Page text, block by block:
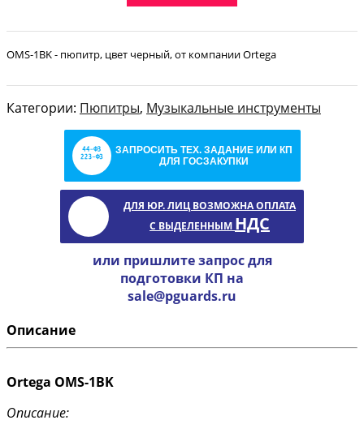
OMS-1BK - пюпитр, цвет черный, от компании Ortega
Категории: Пюпитры, Музыкальные инструменты
ЗАПРОСИТЬ ТЕХ. ЗАДАНИЕ ИЛИ КП
ДЛЯ ГОСЗАКУПКИ
ДЛЯ ЮР. ЛИЦ ВОЗМОЖНА ОПЛАТА
С ВЫДЕЛЕННЫМ НДС
или пришлите запрос для
подготовки КП на
sale@pguards.ru
Описание
Ortega OMS-1BK
Описание: